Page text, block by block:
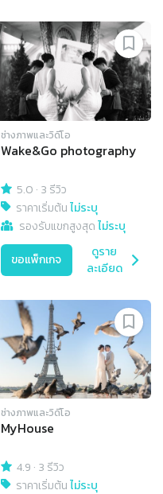
ช่างภาพและวิดีโอ
Wake&Go photography
5.0 · 3 รีวิว
ราคาเริ่มต้นไม่ระบุ
รองรับแขกสูงสุดไม่ระบุ
ขอแพ็กเกจ
ดูราย
ละเอียด
ช่างภาพและวิดีโอ
MyHouse
4.9 · 3 รีวิว
ราคาเริ่มต้นไม่ระบุ